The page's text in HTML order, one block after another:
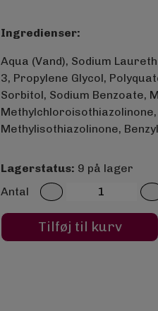
Ingredienser:
Aqua (Vand), Sodium
3, Propylene Glycol,
Sorbitol, Sodium Benzoate,
Methylisothiazolinone,
Lagerstatus: 9 på lager
Antal
Tilføj til kurv